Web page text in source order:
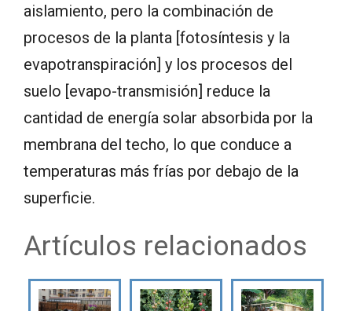
aislamiento, pero la combinación de
procesos de la planta [fotosíntesis y la
evapotranspiración] y los procesos del
suelo [evapo-transmisión] reduce la
cantidad de energía solar absorbida por la
membrana del techo, lo que conduce a
temperaturas más frías por debajo de la
superficie.
Artículos relacionados